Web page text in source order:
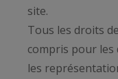
site.
Tous les droits
compris pour les
les